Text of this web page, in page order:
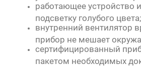
работающее устройство
подсветку голубого цвета;
внутренний вентилятор
прибор не мешает
сертифицированный
пакетом необходимых